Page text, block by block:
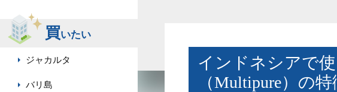
買いたい
ジャカルタ
バリ島
インドネシアで
（Multipure）の